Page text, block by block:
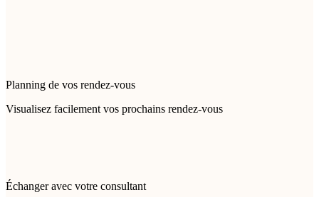
Planning de vos rendez-vous
Visualisez facilement vos prochains rendez-vous
Échanger avec votre consultant